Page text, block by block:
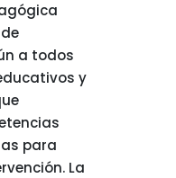
a todos
y
para
La